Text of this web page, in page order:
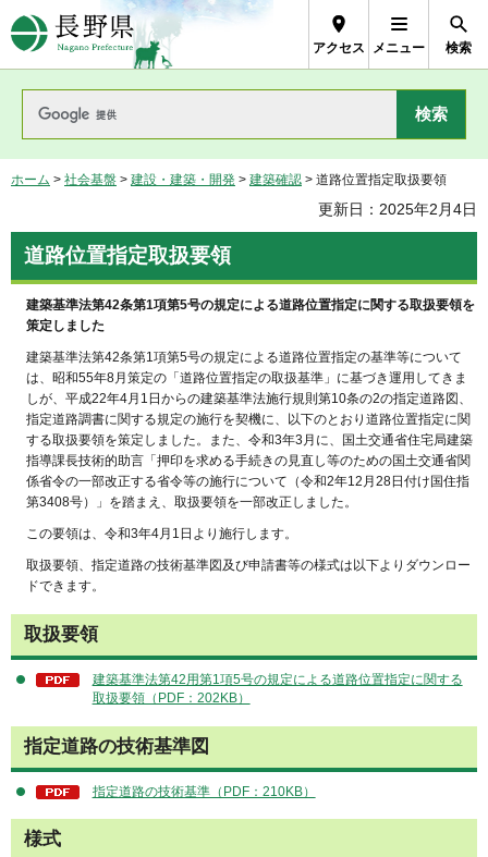
長野県Nagano Prefecture
アクセス メニュー 検索
ホーム > 社会基盤 > 建設・建築・開発 > 建築確認 > 道路位置指定取扱要領
更新日：2025年2月4日
道路位置指定取扱要領
建築基準法第42条第1項第5号の規定による道路位置指定に関する取扱要領を
策定しました
建築基準法第42条第1項第5号の規定による道路位置指定の基準等について
は、昭和55年8月策定の「道路位置指定の取扱基準」に基づき運用してきま
しが、平成22年4月1日からの建築基準法施行規則第10条の2の指定道路図、
指定道路調書に関する規定の施行を契機に、以下のとおり道路位置指定に関
する取扱要領を策定しました。また、令和3年3月に、国土交通省住宅局建築
指導課長技術的助言「押印を求める手続きの見直し等のための国土交通省関
係省令の一部改正する省令等の施行について（令和2年12月28日付け国住指
第3408号）」を踏まえ、取扱要領を一部改正しました。
この要領は、令和3年4月1日より施行します。
取扱要領、指定道路の技術基準図及び申請書等の様式は以下よりダウンロー
ドできます。
取扱要領
建築基準法第42用第1項5号の規定による道路位置指定に関する
取扱要領（PDF：202KB）
指定道路の技術基準図
指定道路の技術基準（PDF：210KB）
様式